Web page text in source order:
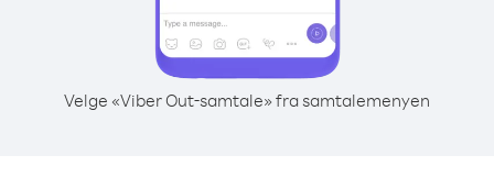
Velge «Viber Out-samtale» fra samtalemenyen